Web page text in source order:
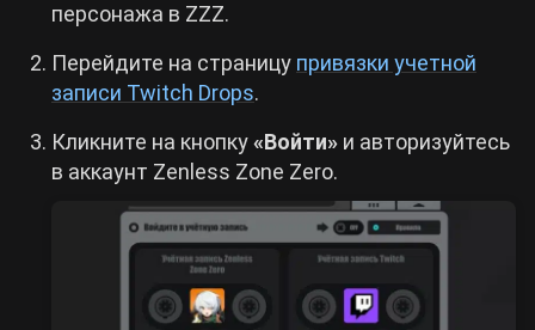
персонажа в ZZZ.
Перейдите на страницу привязки учетной
записи Twitch Drops.
Кликните на кнопку«Войти» и авторизуйтесь
в аккаунт Zenless Zone Zero.